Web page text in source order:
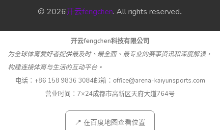
© 2026开云fengchen. All rights reserved..
开云fengchen科技有限公司
为全球体育爱好者提供最及时、最全面、最专业的赛事资讯和深度解读，
构建连接体育与生活的互动平台。
电话： +86 158 9836 3084邮箱： office@arena-kaiyunsports.com
营业时间：7×24成都市高新区天府大道764号
📍 在百度地图查看位置